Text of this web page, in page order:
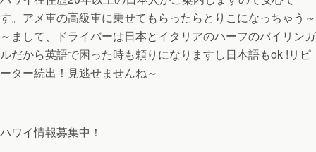
す。アメ車の高級車に乗せてもらったらとりこになっちゃう～
～まして、ドライバーは日本とイタリアのハーフのバイリンガ
ルだから英語で困った時も頼りになりますし日本語もok !リピ
ーター続出！見逃せませんね～
ハワイ情報募集中！